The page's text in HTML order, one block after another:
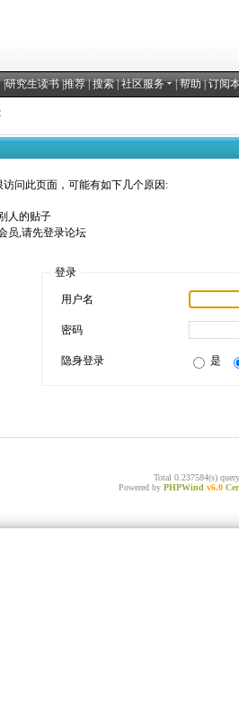
|研究生读书|推荐|搜索|社区服务 |帮助|订阅
问此页面，可能有如下几个原因:
人的贴子
员,请先登录论坛
登录
用户名
密码
隐身登录 是
Total 0.237584(s)
Powered by PHPWind v6.0